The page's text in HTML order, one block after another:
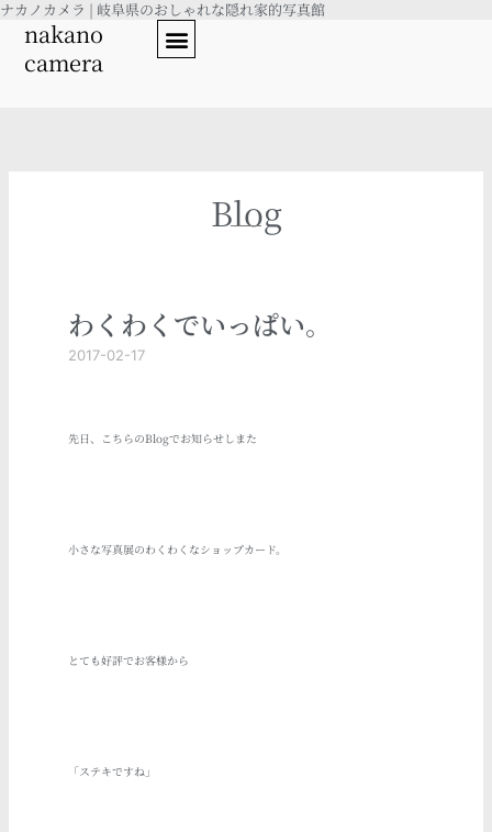
内
ナカノカメラ | 岐阜県のおしゃれな隠れ家的写真館
nakano
camera
Blog
わくわくでいっぱい。
2017-02-17
先日、こちらのBlogでお知らせしまた
小さな写真展のわくわくなショップカード。
とても好評でお客様から
「ステキですね」